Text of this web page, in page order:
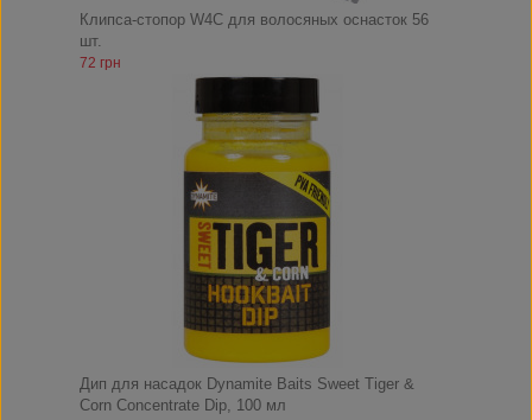
Клипса-стопор W4C для волосяных оснасток 56
шт.
72 грн
Дип для насадок Dynamite Baits Sweet Tiger &
Corn Concentrate Dip, 100 мл